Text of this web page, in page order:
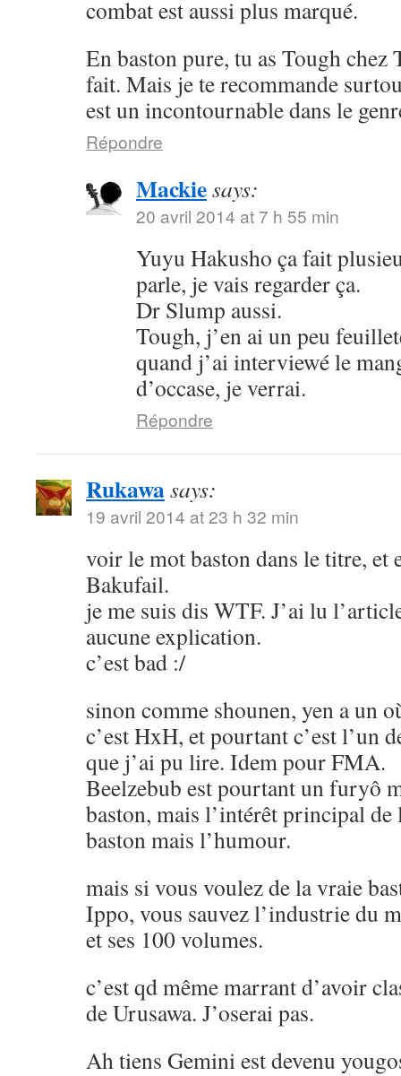
combat est aussi plus marqué.
En baston pure, tu as Tough chez
fait. Mais je te recommande
est un incontournable dans le
Répondre
Mackiesays:
20 avril 2014 at 7 h 55 min
Yuyu Hakusho ça fait
parle, je vais regarder ça.
Dr Slump aussi.
Tough, j’en ai un peu
quand j’ai interviewé le
d’occase, je verrai.
Répondre
Rukawasays:
19 avril 2014 at 23 h 32 min
voir le mot baston dans le titre, et
Bakufail.
je me suis dis WTF. J’ai lu
aucune explication.
c’est bad :/
sinon comme shounen, yen a un
c’est HxH, et pourtant c’est l’un
que j’ai pu lire. Idem pour FMA.
Beelzebub est pourtant un furyô
baston, mais l’intérêt principal de
baston mais l’humour.
mais si vous voulez de la vraie
Ippo, vous sauvez l’industrie du
et ses 100 volumes.
c’est qd même marrant d’avoir
de Urusawa. J’oserai pas.
Ah tiens Gemini est devenu